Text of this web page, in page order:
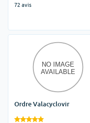
72 avis
Ordre Valacyclovir